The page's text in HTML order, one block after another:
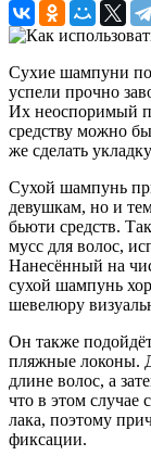
Сухие шампуни
успели прочно
Их неоспоримый
средству можно
же сделать
Сухой шампунь
девушкам, но и
бьюти средств.
мусс для волос,
Нанесённый на
сухой шампунь
шевелюру
Он также
пляжные локоны.
длине волос, а
что в этом случае
лака, поэтому
фиксации.